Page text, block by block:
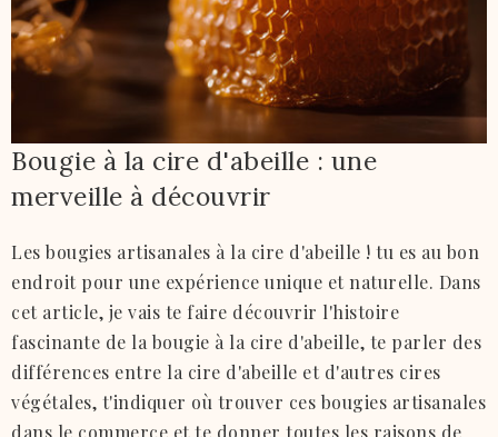
Bougie à la cire d'abeille : une
merveille à découvrir
Les bougies artisanales à la cire d'abeille ! tu es au bon
endroit pour une expérience unique et naturelle. Dans
cet article, je vais te faire découvrir l'histoire
fascinante de la bougie à la cire d'abeille, te parler des
différences entre la cire d'abeille et d'autres cires
végétales, t'indiquer où trouver ces bougies artisanales
dans le commerce et te donner toutes les raisons de